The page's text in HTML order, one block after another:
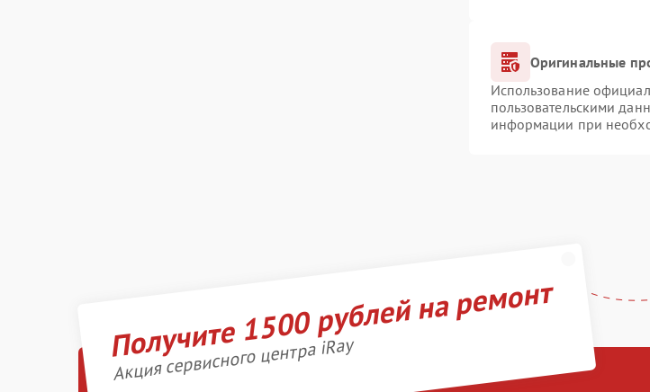
Оригинальные
Использование
пользовательскими
информации при
Получите 1500 рублей на ремонт
Акция сервисного центра iRay